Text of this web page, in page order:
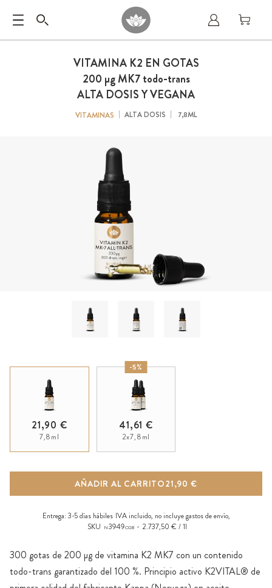
VITAMINA K2 EN GOTAS
200 µgMK7todo-trans
ALTA DOSIS Y VEGANA
VITAMINAS ALTA DOSIS 7,8ML
300 gotas de 200 µg de vitamina K2 MK7 con un contenido
todo-trans garantizado del 100 %. Principio activo K2VITAL® de
21,90 €
7,8ml
-5%
41,61 €
2x7,8ml
AÑADIR AL CARRITO21,90 €
Entrega: 3-5 días hábiles IVA incluido, no incluyegastos de envío,
SKU
N3949CGB 2.737,50 € / 1l